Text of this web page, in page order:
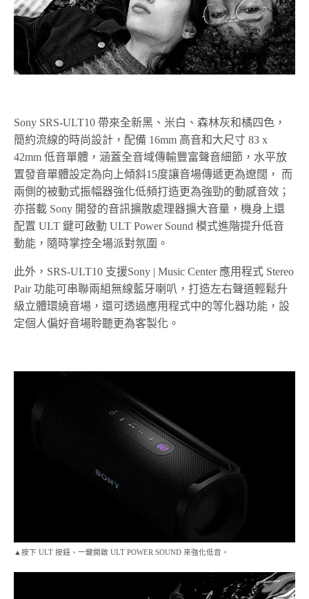
Sony SRS-ULT10 帶來全新黑、米白、森林灰和橘四色，
簡約流線的時尚設計，配備 16mm 高音和大尺寸 83 x
42mm 低音單體，涵蓋全音域傳輸豐富聲音細節，水平放
置發音單體設定為向上傾斜15度讓音場傳遞更為遼闊， 而
兩側的被動式振幅器強化低頻打造更為強勁的動感音效；
亦搭載 Sony 開發的音訊擴散處理器擴大音量，機身上還
配置 ULT 鍵可啟動 ULT Power Sound 模式進階提升低音
動能，隨時掌控全場派對氛圍。
此外，SRS-ULT10 支援Sony | Music Center 應用程式 Stereo
Pair 功能可串聯兩組無線藍牙喇叭，打造左右聲道輕鬆升
級立體環繞音場，還可透過應用程式中的等化器功能，設
定個人偏好音場聆聽更為客製化。
▲按下 ULT 按鈕、一鍵開啟 ULT POWER SOUND 來強化低音。